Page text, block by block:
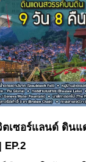
ตเซอร์แลนด์ ดิน